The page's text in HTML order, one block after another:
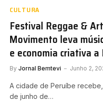
CULTURA
Festival Reggae &
Movimento leva
e economia criativa a
By Jornal Bemtevi Junho 2,
A cidade de Peruíbe
de junho de…